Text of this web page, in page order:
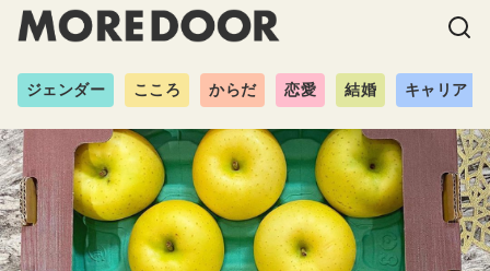
ジェンダー こころ からだ 恋愛 結婚 キャリア